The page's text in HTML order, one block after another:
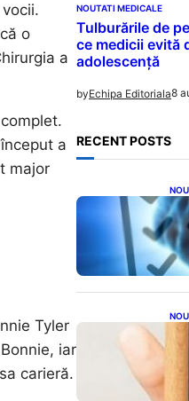
o
a
a
major
Tyler
iar
carieră.
NOUTATI MEDICALE
Tulburările de
ce medicii evită
adolescență
byEchipa Editoriala8
RECENT POSTS